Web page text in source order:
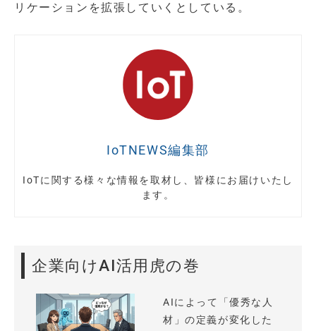
リケーションを拡張していくとしている。
IoTNEWS編集部
IoTに関する様々な情報を取材し、皆様にお届けいたし
ます。
企業向けAI活用虎の巻
AIによって「優秀な人
材」の定義が変化した